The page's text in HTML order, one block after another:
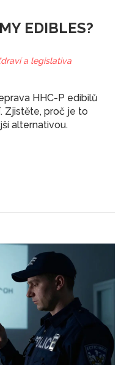
EDIBLES?
a legislativa
HHC-P edibilů
Zjistěte, proč je to
alternativou.